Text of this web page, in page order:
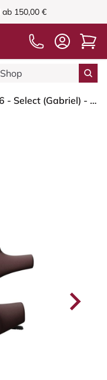
ab 150,00 €
HÅG Capisco 8106 - Select (Gabriel) - Wolle / Polyamid - SC61186 - Chestnut - Silber - 150mm (Sitzhöhe 40-55cm) - Bodengleiter